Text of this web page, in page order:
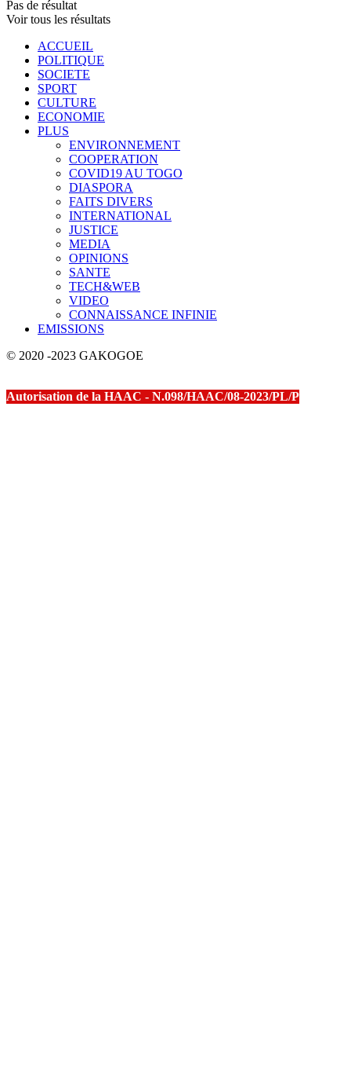
Pas de résultat
Voir tous les résultats
ACCUEIL
POLITIQUE
SOCIETE
SPORT
CULTURE
ECONOMIE
PLUS
ENVIRONNEMENT
COOPERATION
COVID19 AU TOGO
DIASPORA
FAITS DIVERS
INTERNATIONAL
JUSTICE
MEDIA
OPINIONS
SANTE
TECH&WEB
VIDEO
CONNAISSANCE INFINIE
EMISSIONS
© 2020 -2023 GAKOGOE
Autorisation de la HAAC - N.098/HAAC/08-2023/PL/P